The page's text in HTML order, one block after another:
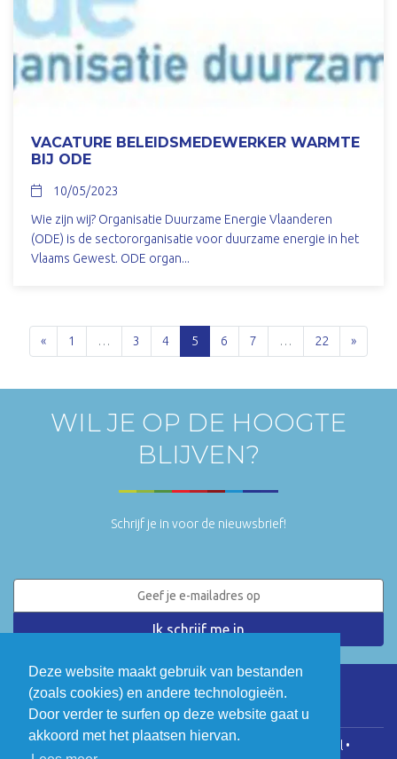
Deze website maakt gebruik van bestanden
(zoals cookies) en andere technologieën.
Door verder te surfen op deze website gaat u
akkoord met het plaatsen hiervan.
VACATURE BELEIDSMEDEWERKER WARMTE
BIJ ODE
10/05/2023
Wie zijn wij? Organisatie Duurzame Energie Vlaanderen
(ODE) is de sectororganisatie voor duurzame energie in het
Vlaams Gewest. ODE organ...
« 1 … 3 4 5 6 7 … 22 »
WIL JE OP DE HOOGTE
BLIJVEN?
Schrijf je in voor de nieuwsbrief!
LinkedIn Twitter
COGEN Vlaanderen • Koningsstraat 146, 1000 Brussel •